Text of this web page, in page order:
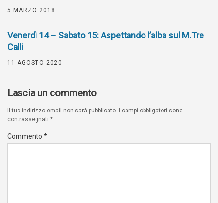
5 MARZO 2018
Venerdì 14 – Sabato 15: Aspettando l’alba sul M.Tre
Calli
11 AGOSTO 2020
Lascia un commento
Il tuo indirizzo email non sarà pubblicato. I campi obbligatori sono
contrassegnati *
Commento *